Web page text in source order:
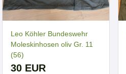
Leo Köhler Bundeswehr
Moleskinhosen oliv Gr. 11
(56)
30 EUR